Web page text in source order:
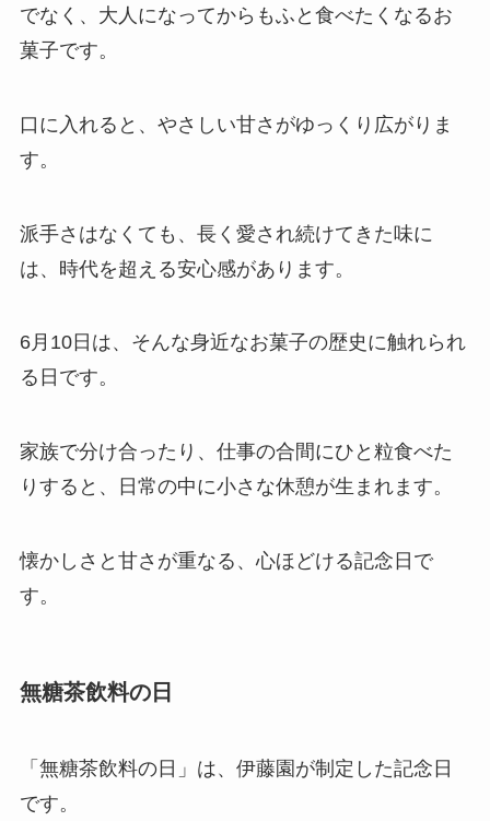
でなく、大人になってからもふと食べたくなるお
菓子です。
口に入れると、やさしい甘さがゆっくり広がりま
す。
派手さはなくても、長く愛され続けてきた味に
は、時代を超える安心感があります。
6月10日は、そんな身近なお菓子の歴史に触れられ
る日です。
家族で分け合ったり、仕事の合間にひと粒食べた
りすると、日常の中に小さな休憩が生まれます。
懐かしさと甘さが重なる、心ほどける記念日で
す。
無糖茶飲料の日
「無糖茶飲料の日」は、伊藤園が制定した記念日
です。